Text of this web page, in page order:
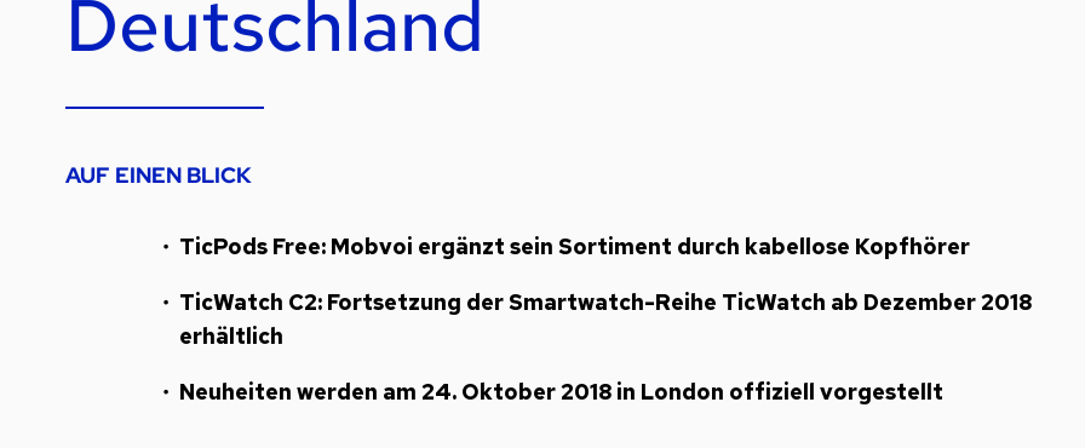
Deutschland
AUF EINEN BLICK
TicPods Free: Mobvoi ergänzt sein Sortiment durch kabellose Kopfhörer
TicWatch C2: Fortsetzung der Smartwatch-Reihe TicWatch ab Dezember 2018
erhältlich
Neuheiten werden am 24. Oktober 2018 in London offiziell vorgestellt